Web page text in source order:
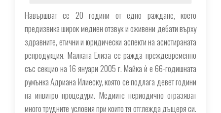
Навършват се 20 години от едно раждане, което
предизвика широк медиен отзвук и оживени дебати върху
здравните, етични и юридически аспекти на асистираната
репродукция. Малката Елиза се ражда преждевременно
със секцио на 16 януари 2005 г. Майка ѝ е 66-годишната
румънка Адриана Илиеску, която се подлага девет години
на инвитро процедури. Медиите периодично отразяват
много трудните условия при които тя отглежда дъщеря си.